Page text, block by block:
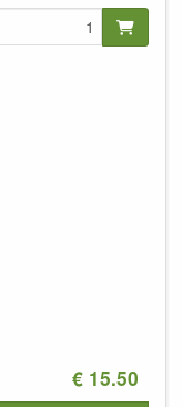
€ 15.50